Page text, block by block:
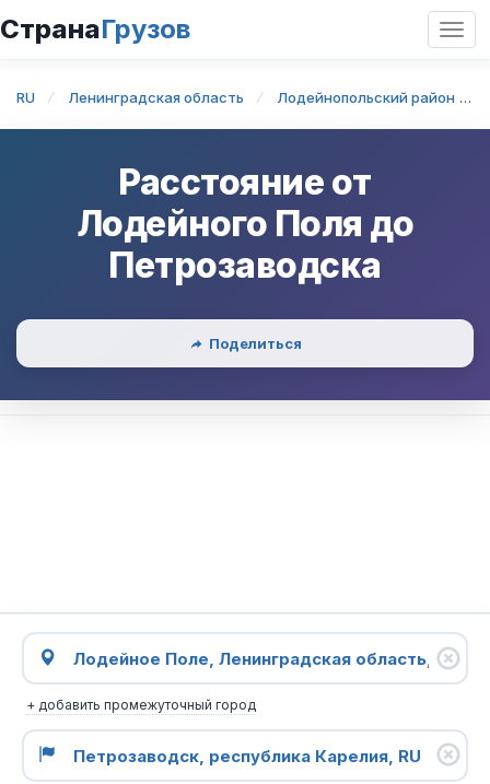
СтранаГрузов
RU Ленинградская область Лодейнопольский район
Расстояние от
Лодейного Поля до
Петрозаводска
Поделиться
+ добавить промежуточный город